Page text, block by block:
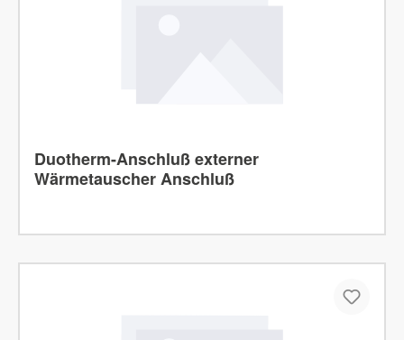
Duotherm-Anschluß externer
Wärmetauscher Anschluß